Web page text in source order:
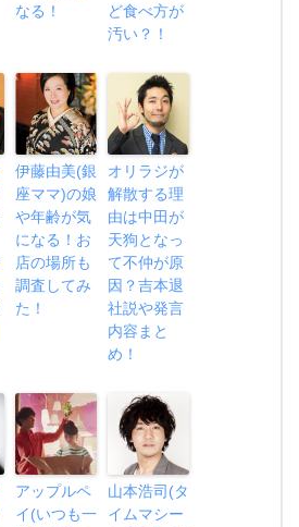
なる！
ど食べ方が
汚い？！
伊藤由美(銀
座ママ)の娘
や年齢が気
になる！お
店の場所も
調査してみ
た！
オリラジが
解散する理
由は中田が
天狗となっ
て不仲が原
因？吉本退
社説や発言
内容まと
め！
アップルペ
イ(いつも一
山本浩司(タ
イムマシー